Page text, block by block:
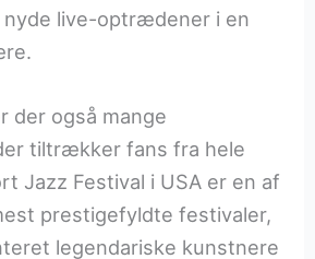
live-optrædener i en
der også mange
tiltrækker fans fra hele
Jazz Festival i USA er en af
prestigefyldte festivaler,
legendariske kunstnere